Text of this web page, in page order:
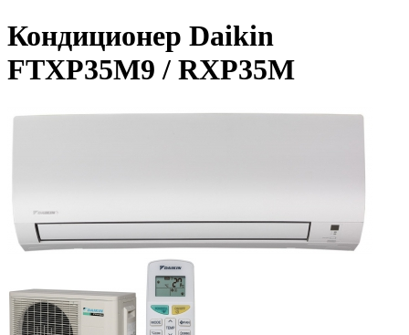
Кондиционер Daikin
FTXP35M9 / RXP35M